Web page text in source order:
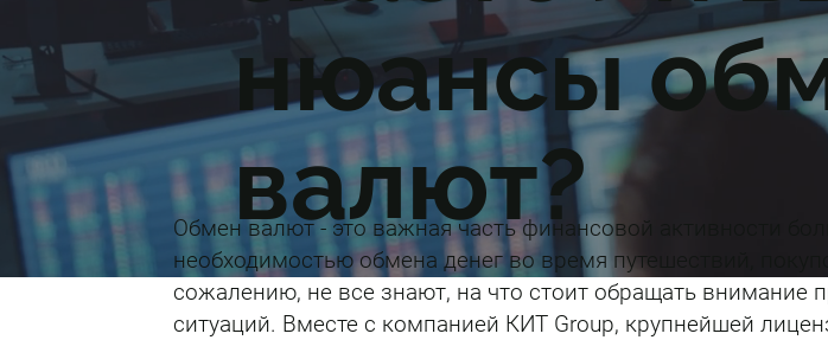
нюансы
валют?
Обмен валют - это важная часть финансовой активности
необходимостью обмена денег во время путешествий,
сожалению, не все знают, на что стоит обращать внимание
ситуаций. Вместе с компанией КИТ Group, крупнейшей